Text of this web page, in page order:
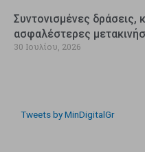
Συντονισμένες δράσεις,
ασφαλέστερες
30 Ιουλίου, 2026
Tweets by MinDigitalGr